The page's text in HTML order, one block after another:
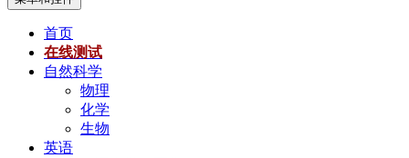
首页
在线测试
自然科学
物理
化学
生物
英语